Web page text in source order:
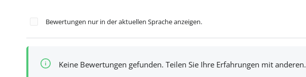
Bewertungen nur in der aktuellen Sprache anzeigen.
Keine Bewertungen gefunden. Teilen Sie Ihre Erfahrungen mit anderen.